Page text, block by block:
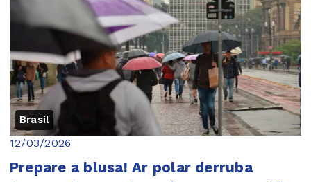
Brasil
12/03/2026
Prepare a blusa! Ar polar derruba